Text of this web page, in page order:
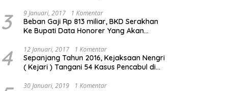
3 9 Januari, 2017 1 Komentar
Beban Gaji Rp 813 miliar, BKD Serakhan
Ke Bupati Data Honorer Yang Akan
4 12 Januari, 2017 1 Komentar
Sepanjang Tahun 2016, Kejaksaan Nengri
( Kejari ) Tangani 54 Kasus Pencabul di
30 Januari, 2019 1 Komentar